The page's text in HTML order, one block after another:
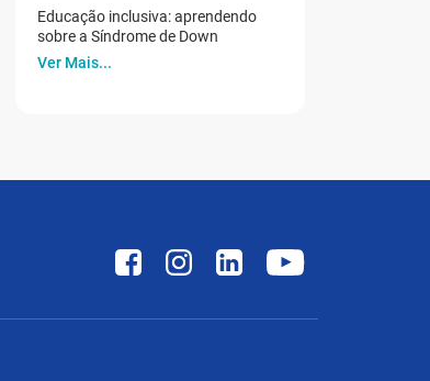
Educação inclusiva: aprendendo
sobre a Síndrome de Down
Ver Mais...